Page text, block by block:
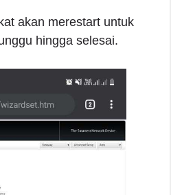
akan merestart untuk
hingga selesai.